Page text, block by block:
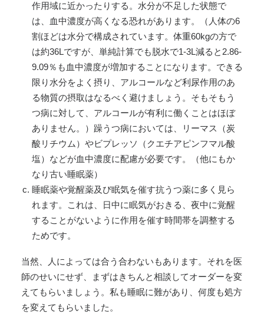
作用域に近かったりする。水分が不足した状態で
は、血中濃度が高くなる恐れがあります。（人体の6
割ほどは水分で構成されています。体重60kgの方で
は約36Lですが、単純計算でも脱水で1-3L減ると2.86-
9.09％も血中濃度が増加することになります。できる
限り水分をよく摂り、アルコールなど利尿作用のあ
る物質の摂取はなるべく避けましょう。そもそもう
つ病に対して、アルコールが有利に働くことはほぼ
ありません。）躁うつ病においては、リーマス（炭
酸リチウム）やビプレッソ（クエチアピンフマル酸
塩）などが血中濃度に配慮が必要です。（他にもか
なり古い睡眠薬）
睡眠薬や覚醒薬及び眠気を催す抗うつ薬に多く見ら
れます。これは、日中に眠気がおきる、夜中に覚醒
することがないように作用を催す時間帯を調整する
ためです。
当然、人によっては合う合わないもあります。それを医
師のせいにせず、まずはきちんと相談してオーダーを変
えてもらいましょう。私も睡眠に難があり、何度も処方
を変えてもらいました。